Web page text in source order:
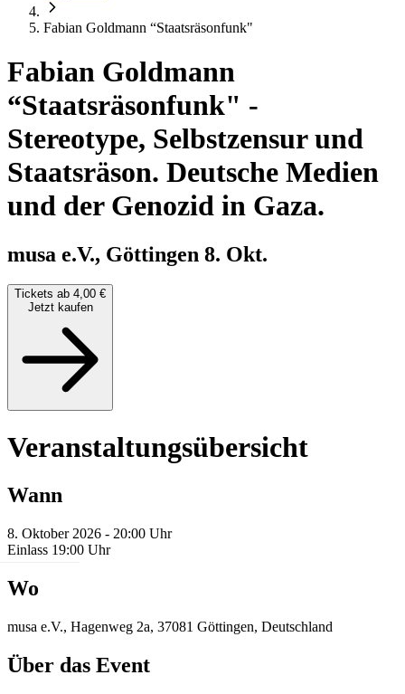
Fabian Goldmann “Staatsräsonfunk"
Fabian Goldmann
“Staatsräsonfunk" -
Stereotype, Selbstzensur und
Staatsräson. Deutsche Medien
und der Genozid in Gaza.
musa e.V., Göttingen 8. Okt.
Tickets ab 4,00 €
Jetzt kaufen
Veranstaltungsübersicht
Wann
8. Oktober 2026 - 20:00 Uhr
Einlass 19:00 Uhr
Wo
musa e.V., Hagenweg 2a, 37081 Göttingen, Deutschland
Über das Event